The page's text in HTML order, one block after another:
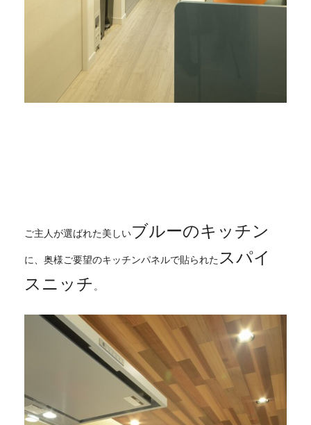
ご主人が選ばれた美しいブルーのキッチン
に、奥様ご要望のキッチンパネルで貼られたスパイ
スニッチ 。